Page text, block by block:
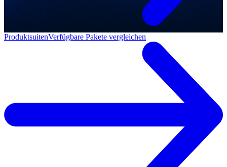
ProduktsuitenVerfügbare Pakete vergleichen